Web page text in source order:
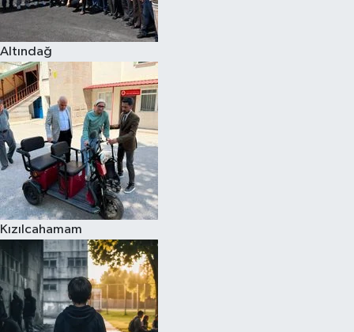
Altındağ
Kızılcahamam